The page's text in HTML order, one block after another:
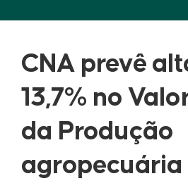
CNA prevê
13,7% no
da Produção
agropecuária